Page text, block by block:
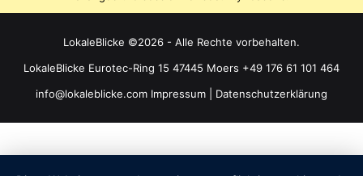
LokaleBlicke ©2026 - Alle Rechte vorbehalten.
LokaleBlicke Eurotec-Ring 15 47445 Moers +49 176 61 101 464
info@lokaleblicke.com Impressum Datenschutzerklärung